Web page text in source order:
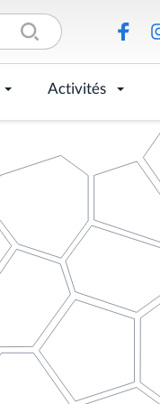
Activités